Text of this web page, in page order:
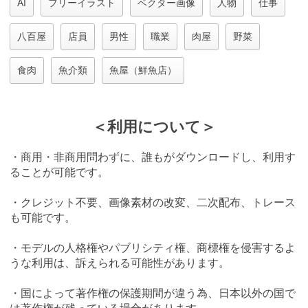
AI フリーイラスト ベクター画像 人物 仕事
八百屋 店員 男性 職業 肉屋 野菜
食肉 魚介類 魚屋（鮮魚店）
＜利用について＞
・商用・非商用問わずに、誰もがダウンロードし、利用す
ることが可能です。
・クレジット不要、画像素材の改変、二次配布、トレース
も可能です。
・モデルの人格権やパブリシティ権、商標権を侵害するよ
うな利用は、訴えられる可能性があります。
・国によって著作権の保護期間が違う為、日本以外の国で